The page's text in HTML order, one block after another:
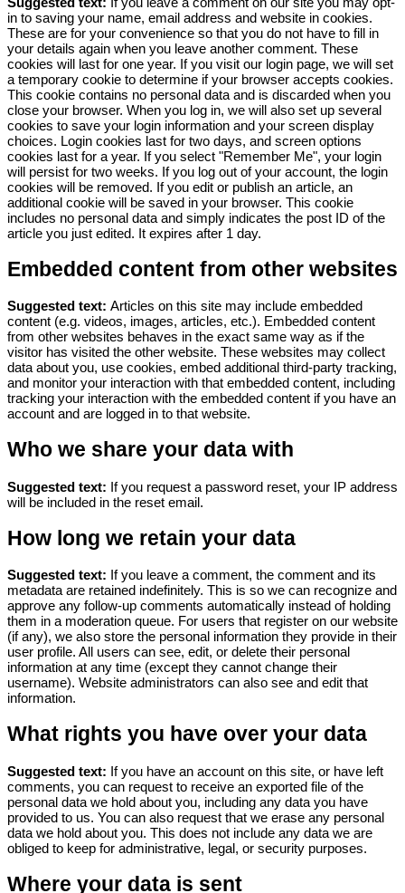
in to saving your name, email address and website in cookies.
These are for your convenience so that you do not have to fill in
your details again when you leave another comment. These
cookies will last for one year. If you visit our login page, we will set
a temporary cookie to determine if your browser accepts cookies.
This cookie contains no personal data and is discarded when you
close your browser. When you log in, we will also set up several
cookies to save your login information and your screen display
choices. Login cookies last for two days, and screen options
cookies last for a year. If you select "Remember Me", your login
will persist for two weeks. If you log out of your account, the login
cookies will be removed. If you edit or publish an article, an
additional cookie will be saved in your browser. This cookie
includes no personal data and simply indicates the post ID of the
article you just edited. It expires after 1 day.
Embedded content from other websites
Suggested text: Articles on this site may include embedded
content (e.g. videos, images, articles, etc.). Embedded content
from other websites behaves in the exact same way as if the
visitor has visited the other website. These websites may collect
data about you, use cookies, embed additional third-party tracking,
and monitor your interaction with that embedded content, including
tracking your interaction with the embedded content if you have an
account and are logged in to that website.
Who we share your data with
Suggested text: If you request a password reset, your IP address
will be included in the reset email.
How long we retain your data
Suggested text: If you leave a comment, the comment and its
metadata are retained indefinitely. This is so we can recognize and
approve any follow-up comments automatically instead of holding
them in a moderation queue. For users that register on our website
(if any), we also store the personal information they provide in their
user profile. All users can see, edit, or delete their personal
information at any time (except they cannot change their
username). Website administrators can also see and edit that
information.
What rights you have over your data
Suggested text: If you have an account on this site, or have left
comments, you can request to receive an exported file of the
personal data we hold about you, including any data you have
provided to us. You can also request that we erase any personal
data we hold about you. This does not include any data we are
obliged to keep for administrative, legal, or security purposes.
Where your data is sent